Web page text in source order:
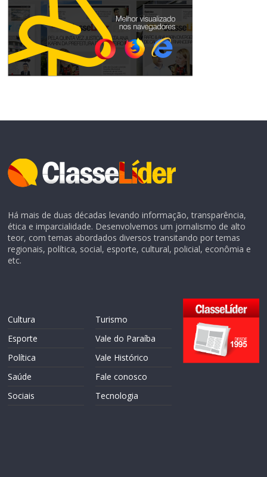
Há mais de duas décadas levando informação, transparência,
ética e imparcialidade. Desenvolvemos um jornalismo de alto
teor, com temas abordados diversos transitando por temas
regionais, política, social, esporte, cultural, policial, econômia e
etc.
Cultura
Esporte
Política
Saúde
Sociais
Turismo
Vale do Paraíba
Vale Histórico
Fale conosco
Tecnologia